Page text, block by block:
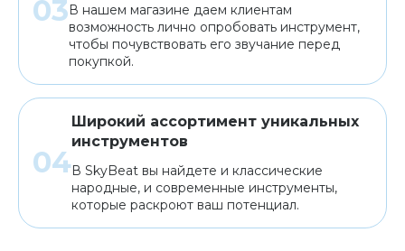
В нашем магазине даем клиентам
возможность лично опробовать инструмент,
чтобы почувствовать его звучание перед
покупкой.
Широкий ассортимент уникальных
инструментов
В SkyBeat вы найдете и классические
народные, и современные инструменты,
которые раскроют ваш потенциал.